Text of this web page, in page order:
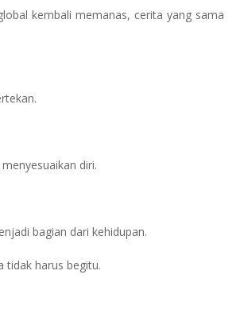
kembali memanas, cerita yang sama
diri.
bagian dari kehidupan.
tidak harus begitu.